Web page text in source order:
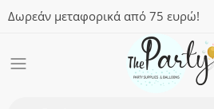
Δωρεάν μεταφορικά από 75 ευρώ!